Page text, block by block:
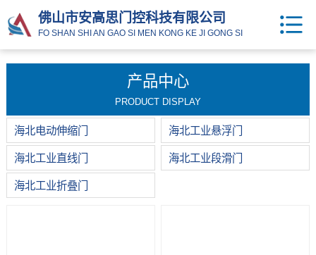
佛山市安高思门控科技有限公司
FO SHAN SHI AN GAO SI MEN KONG KE JI GONG SI
产品中心
PRODUCT DISPLAY
海北电动伸缩门 海北工业悬浮门
海北工业直线门 海北工业段滑门
海北工业折叠门